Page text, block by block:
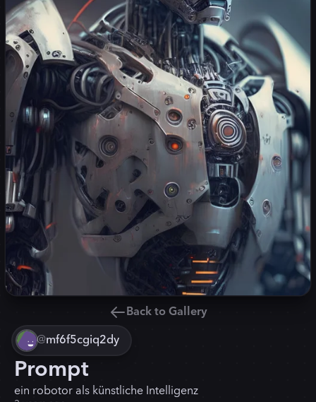
Back to Gallery
@mf6f5cgiq2dy
Prompt
ein robotor als künstliche Intelligenz